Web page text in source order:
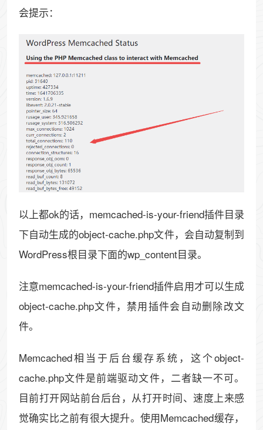
会提示：
以上都ok的话，memcached-is-your-friend插件目录
下自动生成的object-cache.php文件，会自动复制到
WordPress根目录下面的wp_content目录。
注意memcached-is-your-friend插件启用才可以生成
object-cache.php文件，禁用插件会自动删除改文
件。
Memcached相当于后台缓存系统，这个object-
cache.php文件是前端驱动文件，二者缺一不可。
目前打开网站前台后台，从打开时间、速度上来感
觉确实比之前有很大提升。使用Memcached缓存，